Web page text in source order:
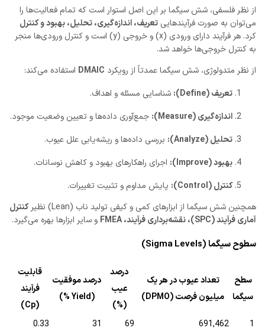
از نظر فلسفی، شش سیگما بر این اصل استوار است که تمام فعالیت‌ها را
می‌توان به صورت فرآیندهایی تعریف، اندازه‌گیری، تحلیل، بهبود و کنترل
کرد. هر فرآیند دارای ورودی (x) و خروجی (y) است و کنترل ورودی‌ها منجر
به کنترل خروجی‌ها خواهد شد.
از نظر متدولوژی، شش سیگما عمدتاً از رویکرد DMAIC استفاده می‌کند:
تعریف (Define):
شناسایی مسئله و اهداف.
اندازه‌گیری (Measure):
جمع‌آوری داده‌ها و تعیین وضعیت موجود.
تحلیل (Analyze):
بررسی داده‌ها و ریشه‌یابی علل عیوب.
بهبود (Improve):
اجرای راهکارهای بهبود و کاهش نوسانات.
کنترل (Control):
پایش مداوم و تثبیت تغییرات.
همچنین شش سیگما از ابزارهای کمی و کیفی تولید ناب (Lean) نظیر
کنترل
آماری فرآیند (SPC)، نقشه‌برداری فرآیند، FMEA
و سایر ابزارها بهره می‌گیرد.
سطوح سیگما (Sigma Levels)
سطح
سیگما
تعداد عیوب در هر یک
میلیون فرصت (DPMO)
درصد
عیب
(%)
درصد موفقیت
(Yield %)
قابلیت
فرآیند
(Cp)
1
691,462
69
31
0.33